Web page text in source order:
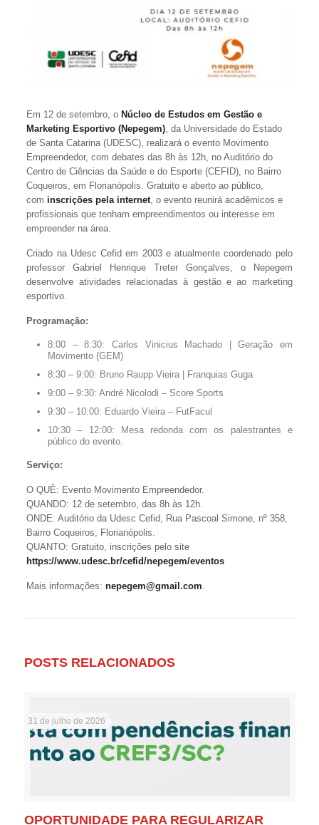
Em 12 de setembro, o Núcleo de Estudos em Gestão e
Marketing Esportivo (Nepegem), da Universidade do Estado
de Santa Catarina (UDESC), realizará o evento Movimento
Empreendedor, com debates das 8h às 12h, no Auditório do
Centro de Ciências da Saúde e do Esporte (CEFID), no Bairro
Coqueiros, em Florianópolis. Gratuito e aberto ao público,
com inscrições pela internet, o evento reunirá acadêmicos e
profissionais que tenham empreendimentos ou interesse em
empreender na área.
Criado na Udesc Cefid em 2003 e atualmente coordenado pelo
professor Gabriel Henrique Treter Gonçalves, o Nepegem
desenvolve atividades relacionadas à gestão e ao marketing
esportivo.
Programação:
8:00 – 8:30: Carlos Vinicius Machado | Geração em
Movimento (GEM)
8:30 – 9:00: Bruno Raupp Vieira | Franquias Guga
9:00 – 9:30: André Nicolodi – Score Sports
9:30 – 10:00: Eduardo Vieira – FutFacul
10:30 – 12:00: Mesa redonda com os palestrantes e
público do evento.
Serviço:
O QUÊ: Evento Movimento Empreendedor.
QUANDO: 12 de setembro, das 8h às 12h.
ONDE: Auditório da Udesc Cefid, Rua Pascoal Simone, nº 358,
Bairro Coqueiros, Florianópolis.
QUANTO: Gratuito, inscrições pelo site
https://www.udesc.br/cefid/nepegem/eventos
Mais informações:nepegem@gmail.com.
POSTS RELACIONADOS
31 de julho de 2026
OPORTUNIDADE PARA REGULARIZAR